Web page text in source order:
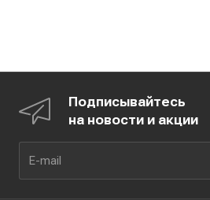
Подписывайтесь
на новости и акции